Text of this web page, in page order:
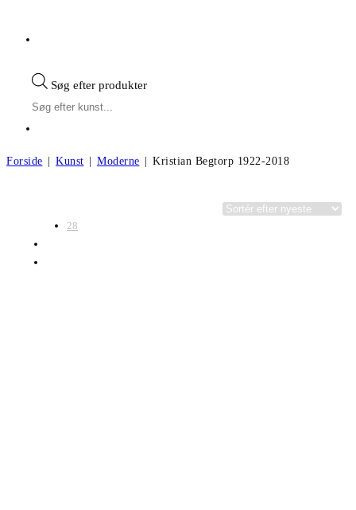
Søg efter produkter
Forside | Kunst | Moderne | Kristian Begtorp 1922-2018
28